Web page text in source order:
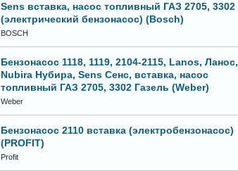
Sens вставка, насос топливный ГАЗ 2705, 3302
(электрический бензонасос) (Bosch)
BOSCH
Бензонасос 1118, 1119, 2104-2115, Lanos, Ланос,
Nubira Нубира, Sens Сенс, вставка, насос
топливный ГАЗ 2705, 3302 Газель (Weber)
Weber
Бензонасос 2110 вставка (электробензонасос)
(PROFIT)
Profit